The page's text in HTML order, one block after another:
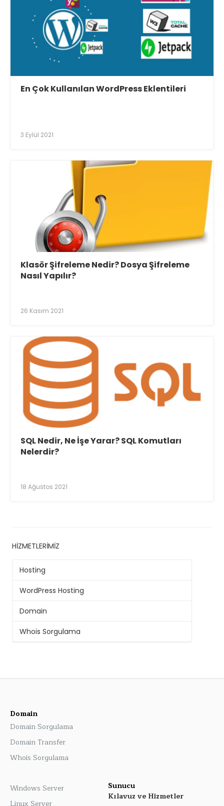
En Çok Kullanılan WordPress Eklentileri
3 Eylül 2021
Klasör Şifreleme Nedir? Dosya Şifreleme
Nasıl Yapılır?
26 Kasım 2021
SQL Nedir, Ne İşe Yarar? SQL Komutları
Nelerdir?
18 Ağustos 2021
HIZMETLERIMIZ
Hosting
WordPress Hosting
Domain
Whois Sorgulama
Domain
Domain Sorgulama
Domain Transfer
Whois Sorgulama
Sunucu
Windows Server
Linux Server
Kılavuz ve Hizmetler